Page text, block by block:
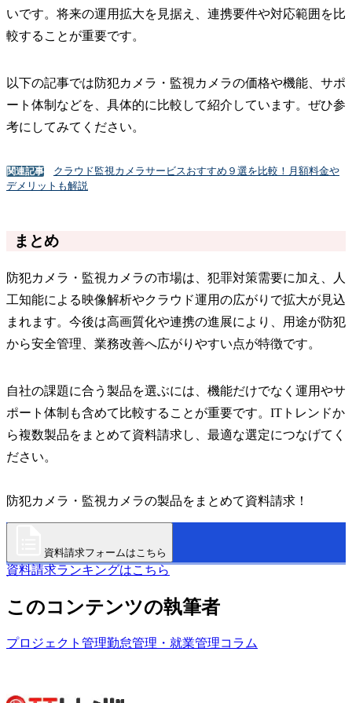
いです。将来の運用拡大を見据え、連携要件や対応範囲を比
較することが重要です。
以下の記事では防犯カメラ・監視カメラの価格や機能、サポ
ート体制などを、具体的に比較して紹介しています。ぜひ参
考にしてみてください。
関連記事
クラウド監視カメラサービスおすすめ９選を比較！月額料金や
デメリットも解説
まとめ
防犯カメラ・監視カメラの市場は、犯罪対策需要に加え、人
工知能による映像解析やクラウド運用の広がりで拡大が見込
まれます。今後は高画質化や連携の進展により、用途が防犯
から安全管理、業務改善へ広がりやすい点が特徴です。
自社の課題に合う製品を選ぶには、機能だけでなく運用やサ
ポート体制も含めて比較することが重要です。ITトレンドか
ら複数製品をまとめて資料請求し、最適な選定につなげてく
ださい。
防犯カメラ・監視カメラの製品をまとめて資料請求！
資料請求フォームはこちら
資料請求ランキングはこちら
このコンテンツの執筆者
プロジェクト管理勤怠管理・就業管理コラム